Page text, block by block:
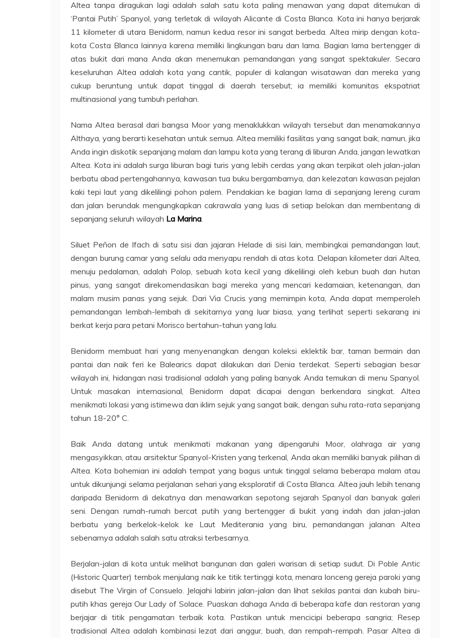
Altea tanpa diragukan lagi adalah salah satu kota paling menawan yang dapat ditemukan di
‘Pantai Putih’ Spanyol, yang terletak di wilayah Alicante di Costa Blanca. Kota ini hanya berjarak
11 kilometer di utara Benidorm, namun kedua resor ini sangat berbeda. Altea mirip dengan kota-
kota Costa Blanca lainnya karena memiliki lingkungan baru dan lama. Bagian lama bertengger di
atas bukit dari mana Anda akan menemukan pemandangan yang sangat spektakuler. Secara
keseluruhan Altea adalah kota yang cantik, populer di kalangan wisatawan dan mereka yang
cukup beruntung untuk dapat tinggal di daerah tersebut; ia memiliki komunitas ekspatriat
multinasional yang tumbuh perlahan.
Nama Altea berasal dari bangsa Moor yang menaklukkan wilayah tersebut dan menamakannya
Althaya, yang berarti kesehatan untuk semua. Altea memiliki fasilitas yang sangat baik, namun, jika
Anda ingin diskotik sepanjang malam dan lampu kota yang terang di liburan Anda, jangan lewatkan
Altea. Kota ini adalah surga liburan bagi turis yang lebih cerdas yang akan terpikat oleh jalan-jalan
berbatu abad pertengahannya, kawasan tua buku bergambarnya, dan kelezatan kawasan pejalan
kaki tepi laut yang dikelilingi pohon palem. Pendakian ke bagian lama di sepanjang lereng curam
dan jalan berundak mengungkapkan cakrawala yang luas di setiap belokan dan membentang di
sepanjang seluruh wilayah La Marina
Siluet Peñon de Ifach di satu sisi dan jajaran Helade di sisi lain, membingkai pemandangan laut,
dengan burung camar yang selalu ada menyapu rendah di atas kota. Delapan kilometer dari Altea,
menuju pedalaman, adalah Polop, sebuah kota kecil yang dikelilingi oleh kebun buah dan hutan
pinus, yang sangat direkomendasikan bagi mereka yang mencari kedamaian, ketenangan, dan
malam musim panas yang sejuk. Dari Via Crucis yang memimpin kota, Anda dapat memperoleh
pemandangan lembah-lembah di sekitarnya yang luar biasa, yang terlihat seperti sekarang ini
berkat kerja para petani Morisco bertahun-tahun yang lalu.
Benidorm membuat hari yang menyenangkan dengan koleksi eklektik bar, taman bermain dan
pantai dan naik feri ke Balearics dapat dilakukan dari Denia terdekat. Seperti sebagian besar
wilayah ini, hidangan nasi tradisional adalah yang paling banyak Anda temukan di menu Spanyol.
Untuk masakan internasional, Benidorm dapat dicapai dengan berkendara singkat. Altea
menikmati lokasi yang istimewa dan iklim sejuk yang sangat baik, dengan suhu rata-rata sepanjang
tahun 18-20° C.
Baik Anda datang untuk menikmati makanan yang dipengaruhi Moor, olahraga air yang
mengasyikkan, atau arsitektur Spanyol-Kristen yang terkenal, Anda akan memiliki banyak pilihan di
Altea. Kota bohemian ini adalah tempat yang bagus untuk tinggal selama beberapa malam atau
untuk dikunjungi selama perjalanan sehari yang eksploratif di Costa Blanca. Altea jauh lebih tenang
daripada Benidorm di dekatnya dan menawarkan sepotong sejarah Spanyol dan banyak galeri
seni. Dengan rumah-rumah bercat putih yang bertengger di bukit yang indah dan jalan-jalan
berbatu yang berkelok-kelok ke Laut Mediterania yang biru, pemandangan jalanan Altea
sebenarnya adalah salah satu atraksi terbesarnya.
Berjalan-jalan di kota untuk melihat bangunan dan galeri warisan di setiap sudut. Di Poble Antic
(Historic Quarter) tembok menjulang naik ke titik tertinggi kota, menara lonceng gereja paroki yang
disebut The Virgin of Consuelo. Jelajahi labirin jalan-jalan dan lihat sekilas pantai dan kubah biru-
putih khas gereja Our Lady of Solace. Puaskan dahaga Anda di beberapa kafe dan restoran yang
berjajar di titik pengamatan terbaik kota. Pastikan untuk mencicipi beberapa sangria; Resep
tradisional Altea adalah kombinasi lezat dari anggur, buah, dan rempah-rempah. Pasar Altea di